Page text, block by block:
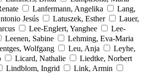
Lanfermann, Angelika
Lang,
Jesús Latuszek, Esther
Lauer,
Lee-Englert, Yanghee
Lee-
Leenen, Sabine
Lehming, Eva-Maria
Wolfgang Leu, Anja
Leyhe,
Licard, Nathalie
Liedtke, Norbert
Lindblom, Ingrid
Link, Armin